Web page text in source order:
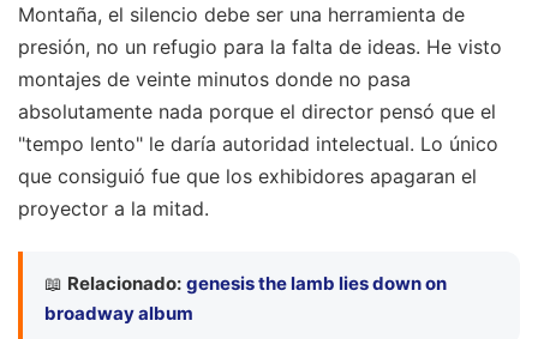
Montaña, el silencio debe ser una herramienta de
presión, no un refugio para la falta de ideas. He visto
montajes de veinte minutos donde no pasa
absolutamente nada porque el director pensó que el
"tempo lento" le daría autoridad intelectual. Lo único
que consiguió fue que los exhibidores apagaran el
proyector a la mitad.
📖 Relacionado: genesis the lamb lies down on
broadway album